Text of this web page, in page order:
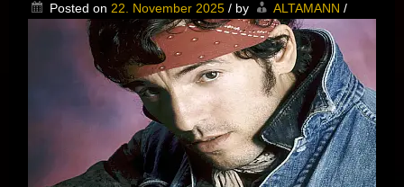
Posted on 22. November 2025 / by ALTAMANN /